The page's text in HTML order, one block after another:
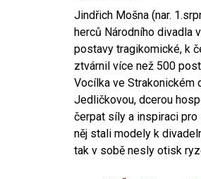
Jindřich Mošna (nar.
herců Národního divadla
postavy tragikomické, k
ztvárnil více než 500
Vocílka ve Strakonickém
Jedličkovou, dcerou
čerpat síly a inspiraci
něj stali modely k
tak v sobě nesly otisk